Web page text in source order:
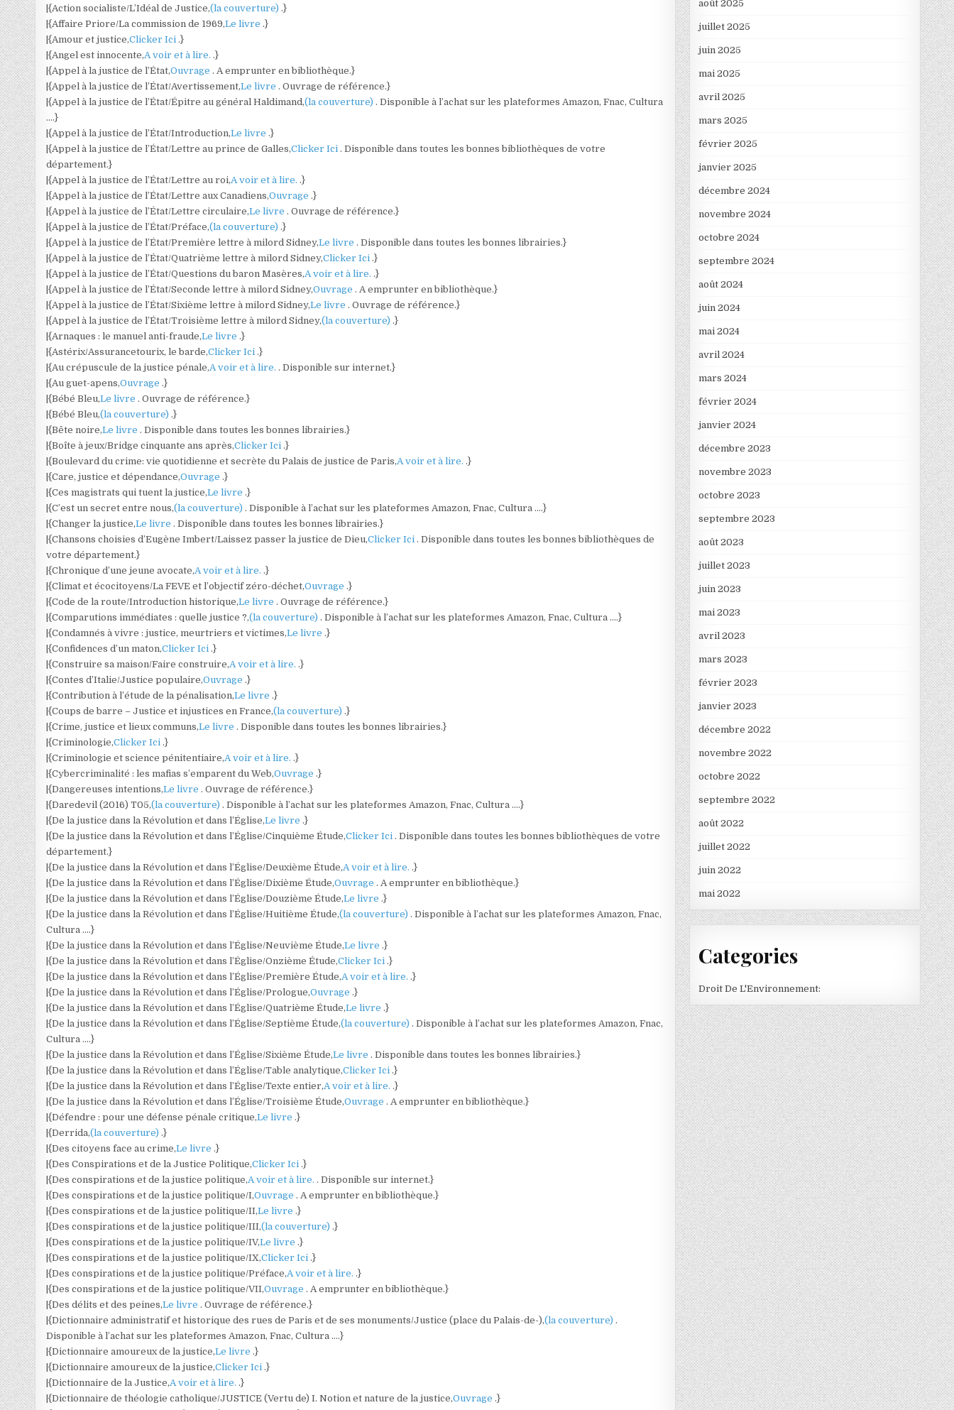
|{Action socialiste/L’Idéal de Justice,(la couverture).}
|{Affaire Priore/La commission de 1969,Le livre.}
|{Amour et justice,Clicker Ici.}
|{Angel est innocente,A voir et à lire..}
|{Appel à la justice de l’État,Ouvrage. A emprunter en bibliothèque.}
|{Appel à la justice de l’État/Avertissement,Le livre. Ouvrage de référence.}
|{Appel à la justice de l’État/Épitre au général Haldimand,(la couverture). Disponible à l’achat sur les plateformes Amazon, Fnac, Cultura
….}
|{Appel à la justice de l’État/Introduction,Le livre.}
|{Appel à la justice de l’État/Lettre au prince de Galles,Clicker Ici. Disponible dans toutes les bonnes bibliothèques de votre
département.}
|{Appel à la justice de l’État/Lettre au roi,A voir et à lire..}
|{Appel à la justice de l’État/Lettre aux Canadiens,Ouvrage.}
|{Appel à la justice de l’État/Lettre circulaire,Le livre. Ouvrage de référence.}
|{Appel à la justice de l’État/Préface,(la couverture).}
|{Appel à la justice de l’État/Première lettre à milord Sidney,Le livre. Disponible dans toutes les bonnes librairies.}
|{Appel à la justice de l’État/Quatrième lettre à milord Sidney,Clicker Ici.}
|{Appel à la justice de l’État/Questions du baron Masères,A voir et à lire..}
|{Appel à la justice de l’État/Seconde lettre à milord Sidney,Ouvrage. A emprunter en bibliothèque.}
|{Appel à la justice de l’État/Sixième lettre à milord Sidney,Le livre. Ouvrage de référence.}
|{Appel à la justice de l’État/Troisième lettre à milord Sidney,(la couverture).}
|{Arnaques : le manuel anti-fraude,Le livre.}
|{Astérix/Assurancetourix, le barde,Clicker Ici.}
|{Au crépuscule de la justice pénale,A voir et à lire.. Disponible sur internet.}
|{Au guet-apens,Ouvrage.}
|{Bébé Bleu,Le livre. Ouvrage de référence.}
|{Bébé Bleu,(la couverture).}
|{Bête noire,Le livre. Disponible dans toutes les bonnes librairies.}
|{Boîte à jeux/Bridge cinquante ans après,Clicker Ici.}
|{Boulevard du crime: vie quotidienne et secrète du Palais de justice de Paris,A voir et à lire..}
|{Care, justice et dépendance,Ouvrage.}
|{Ces magistrats qui tuent la justice,Le livre.}
|{C’est un secret entre nous,(la couverture). Disponible à l’achat sur les plateformes Amazon, Fnac, Cultura ….}
|{Changer la justice,Le livre. Disponible dans toutes les bonnes librairies.}
|{Chansons choisies d’Eugène Imbert/Laissez passer la justice de Dieu,Clicker Ici. Disponible dans toutes les bonnes bibliothèques de
votre département.}
|{Chronique d’une jeune avocate,A voir et à lire..}
|{Climat et écocitoyens/La FEVE et l’objectif zéro-déchet,Ouvrage.}
|{Code de la route/Introduction historique,Le livre. Ouvrage de référence.}
|{Comparutions immédiates : quelle justice ?,(la couverture). Disponible à l’achat sur les plateformes Amazon, Fnac, Cultura ….}
|{Condamnés à vivre : justice, meurtriers et victimes,Le livre.}
|{Confidences d’un maton,Clicker Ici.}
|{Construire sa maison/Faire construire,A voir et à lire..}
|{Contes d’Italie/Justice populaire,Ouvrage.}
|{Contribution à l’étude de la pénalisation,Le livre.}
|{Coups de barre – Justice et injustices en France,(la couverture).}
|{Crime, justice et lieux communs,Le livre. Disponible dans toutes les bonnes librairies.}
|{Criminologie,Clicker Ici.}
|{Criminologie et science pénitentiaire,A voir et à lire..}
|{Cybercriminalité : les mafias s’emparent du Web,Ouvrage.}
|{Dangereuses intentions,Le livre. Ouvrage de référence.}
|{Daredevil (2016) T05,(la couverture). Disponible à l’achat sur les plateformes Amazon, Fnac, Cultura ….}
|{De la justice dans la Révolution et dans l’Église,Le livre.}
|{De la justice dans la Révolution et dans l’Église/Cinquième Étude,Clicker Ici. Disponible dans toutes les bonnes bibliothèques de votre
département.}
|{De la justice dans la Révolution et dans l’Église/Deuxième Étude,A voir et à lire..}
|{De la justice dans la Révolution et dans l’Église/Dixième Étude,Ouvrage. A emprunter en bibliothèque.}
|{De la justice dans la Révolution et dans l’Église/Douzième Étude,Le livre.}
|{De la justice dans la Révolution et dans l’Église/Huitième Étude,(la couverture). Disponible à l’achat sur les plateformes Amazon, Fnac,
Cultura ….}
|{De la justice dans la Révolution et dans l’Église/Neuvième Étude,Le livre.}
|{De la justice dans la Révolution et dans l’Église/Onzième Étude,Clicker Ici.}
|{De la justice dans la Révolution et dans l’Église/Première Étude,A voir et à lire..}
|{De la justice dans la Révolution et dans l’Église/Prologue,Ouvrage.}
|{De la justice dans la Révolution et dans l’Église/Quatrième Étude,Le livre.}
|{De la justice dans la Révolution et dans l’Église/Septième Étude,(la couverture). Disponible à l’achat sur les plateformes Amazon, Fnac,
Cultura ….}
|{De la justice dans la Révolution et dans l’Église/Sixième Étude,Le livre. Disponible dans toutes les bonnes librairies.}
|{De la justice dans la Révolution et dans l’Église/Table analytique,Clicker Ici.}
|{De la justice dans la Révolution et dans l’Église/Texte entier,A voir et à lire..}
|{De la justice dans la Révolution et dans l’Église/Troisième Étude,Ouvrage. A emprunter en bibliothèque.}
|{Défendre : pour une défense pénale critique,Le livre.}
|{Derrida,(la couverture).}
|{Des citoyens face au crime,Le livre.}
|{Des Conspirations et de la Justice Politique,Clicker Ici.}
|{Des conspirations et de la justice politique,A voir et à lire.. Disponible sur internet.}
|{Des conspirations et de la justice politique/I,Ouvrage. A emprunter en bibliothèque.}
|{Des conspirations et de la justice politique/II,Le livre.}
|{Des conspirations et de la justice politique/III,(la couverture).}
|{Des conspirations et de la justice politique/IV,Le livre.}
|{Des conspirations et de la justice politique/IX,Clicker Ici.}
|{Des conspirations et de la justice politique/Préface,A voir et à lire..}
|{Des conspirations et de la justice politique/VII,Ouvrage. A emprunter en bibliothèque.}
|{Des délits et des peines,Le livre. Ouvrage de référence.}
|{Dictionnaire administratif et historique des rues de Paris et de ses monuments/Justice (place du Palais-de-),(la couverture).
Disponible à l’achat sur les plateformes Amazon, Fnac, Cultura ….}
|{Dictionnaire amoureux de la justice,Le livre.}
|{Dictionnaire amoureux de la justice,Clicker Ici.}
|{Dictionnaire de la Justice,A voir et à lire..}
|{Dictionnaire de théologie catholique/JUSTICE (Vertu de) I. Notion et nature de la justice,Ouvrage.}
août 2025
juillet 2025
juin 2025
mai 2025
avril 2025
mars 2025
février 2025
janvier 2025
décembre 2024
novembre 2024
octobre 2024
septembre 2024
août 2024
juin 2024
mai 2024
avril 2024
mars 2024
février 2024
janvier 2024
décembre 2023
novembre 2023
octobre 2023
septembre 2023
août 2023
juillet 2023
juin 2023
mai 2023
avril 2023
mars 2023
février 2023
janvier 2023
décembre 2022
novembre 2022
octobre 2022
septembre 2022
août 2022
juillet 2022
juin 2022
mai 2022
Categories
Droit De L'Environnement: